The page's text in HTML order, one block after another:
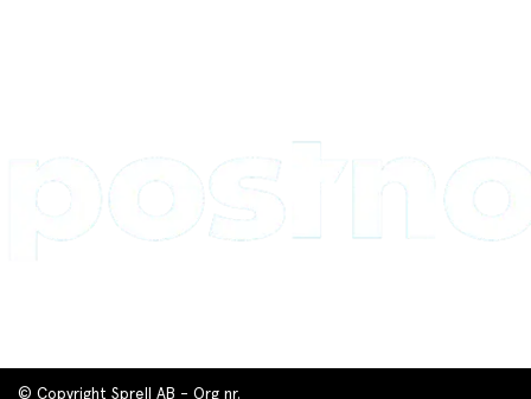
© Copyright Sprell AB - Org nr.